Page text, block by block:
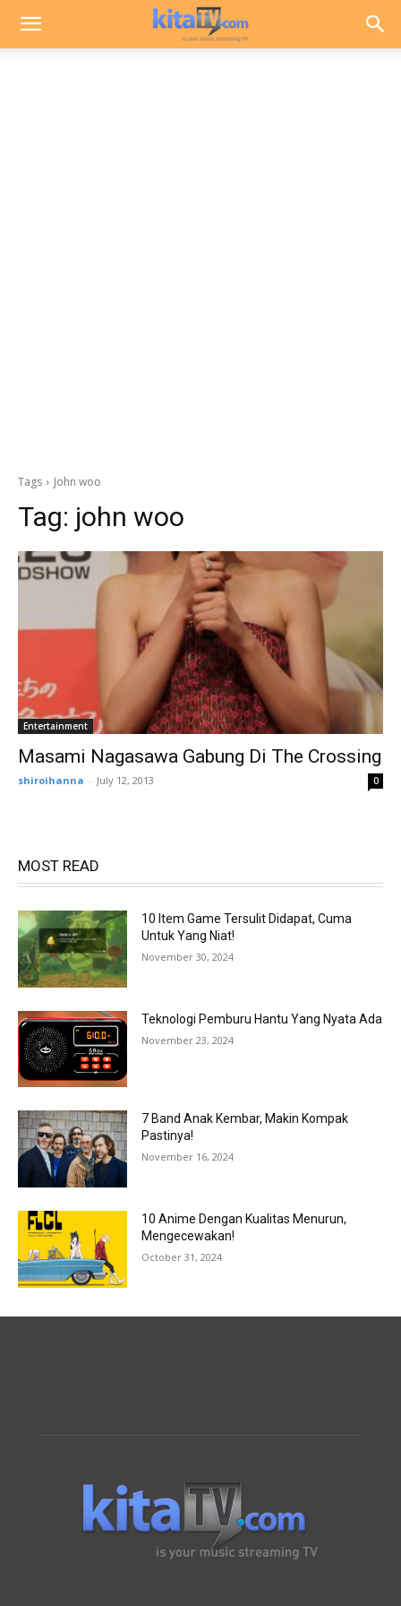
Tags John woo
Tag: john woo
Entertainment
Masami Nagasawa Gabung Di The Crossing
shiroihanna - July 12, 2013 0
MOST READ
10 Item Game Tersulit Didapat, Cuma
Untuk Yang Niat!
November 30, 2024
Teknologi Pemburu Hantu Yang Nyata Ada
November 23, 2024
7 Band Anak Kembar, Makin Kompak
Pastinya!
November 16, 2024
10 Anime Dengan Kualitas Menurun,
Mengecewakan!
October 31, 2024